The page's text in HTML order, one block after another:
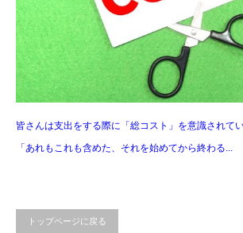
皆さんは支出をする際に「総コスト」を意識されて
「あれもこれも含めた、それを始めてから終わる...
トップページに戻る